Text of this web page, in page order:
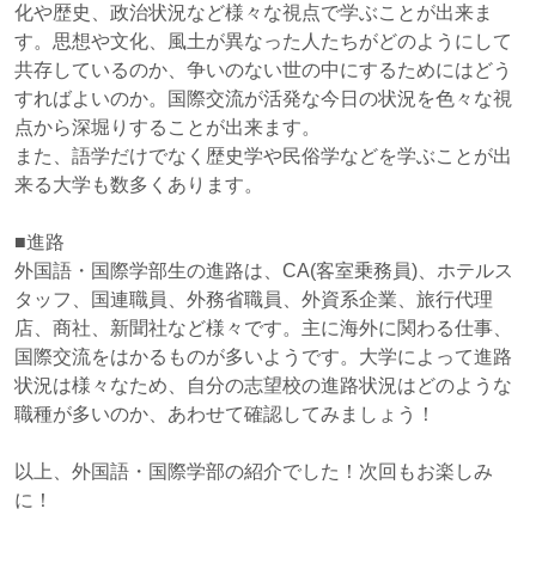
化や歴史、政治状況など様々な視点で学ぶことが出来ま
す。思想や文化、風土が異なった人たちがどのようにして
共存しているのか、争いのない世の中にするためにはどう
すればよいのか。国際交流が活発な今日の状況を色々な視
点から深堀りすることが出来ます。
また、語学だけでなく歴史学や民俗学などを学ぶことが出
来る大学も数多くあります。
■進路
外国語・国際学部生の進路は、CA(客室乗務員)、ホテルス
タッフ、国連職員、外務省職員、外資系企業、旅行代理
店、商社、新聞社など様々です。主に海外に関わる仕事、
国際交流をはかるものが多いようです。大学によって進路
状況は様々なため、自分の志望校の進路状況はどのような
職種が多いのか、あわせて確認してみましょう！
以上、外国語・国際学部の紹介でした！次回もお楽しみ
に！